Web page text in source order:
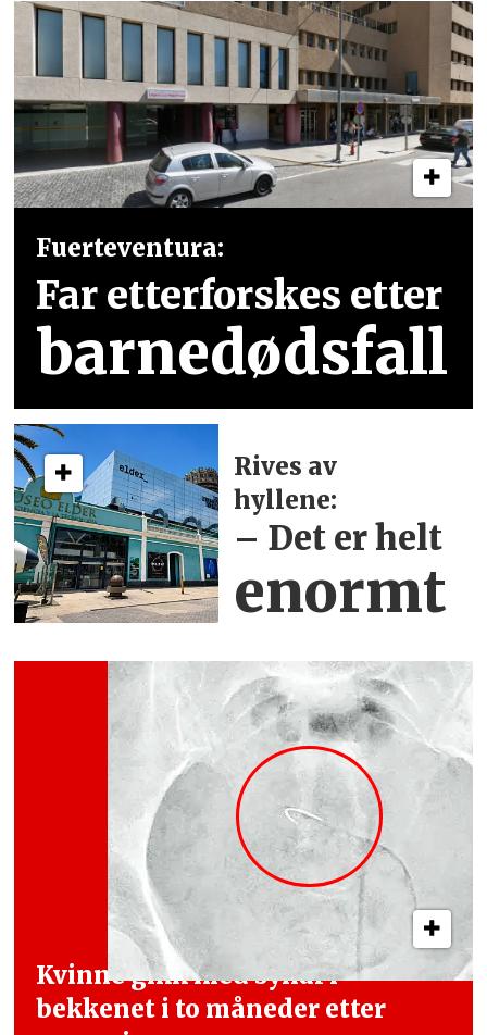
Fuerteventura:
Far etterforskes etter
barnedødsfall
Rives av
hyllene:
– Det er helt
enormt
Kvinne gikk med synål i
bekkenet i to måneder etter